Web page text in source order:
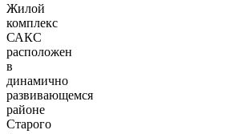
Жилой
комплекс
САКС
расположен
в
динамично
развивающемся
районе
Старого